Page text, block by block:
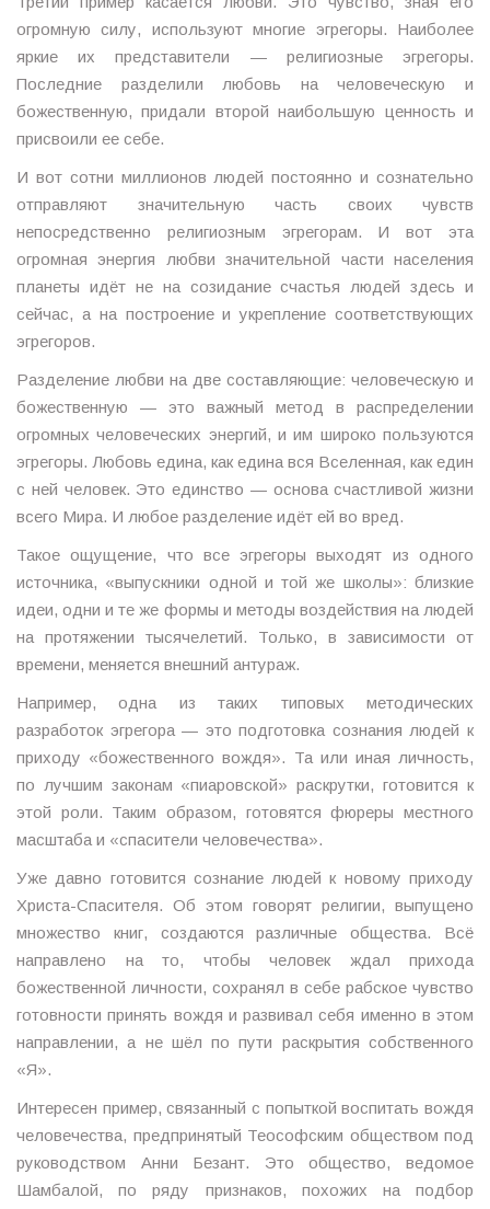
огромную силу, используют многие эгрегоры. Наиболее
яркие их представители — религиозные эгрегоры.
Последние разделили любовь на человеческую и
божественную, придали второй наибольшую ценность и
присвоили ее себе.
И вот сотни миллионов людей постоянно и сознательно
отправляют значительную часть своих чувств
непосредственно религиозным эгрегорам. И вот эта
огромная энергия любви значительной части населения
планеты идёт не на созидание счастья людей здесь и
сейчас, а на построение и укрепление соответствующих
эгрегоров.
Разделение любви на две составляющие: человеческую и
божественную — это важный метод в распределении
огромных человеческих энергий, и им широко пользуются
эгрегоры. Любовь едина, как едина вся Вселенная, как един
с ней человек. Это единство — основа счастливой жизни
всего Мира. И любое разделение идёт ей во вред.
Такое ощущение, что все эгрегоры выходят из одного
источника, «выпускники одной и той же школы»: близкие
идеи, одни и те же формы и методы воздействия на людей
на протяжении тысячелетий. Только, в зависимости от
времени, меняется внешний антураж.
Например, одна из таких типовых методических
разработок эгрегора — это подготовка сознания людей к
приходу «божественного вождя». Та или иная личность,
по лучшим законам «пиаровской» раскрутки, готовится к
этой роли. Таким образом, готовятся фюреры местного
масштаба и «спасители человечества».
Уже давно готовится сознание людей к новому приходу
Христа-Спасителя. Об этом говорят религии, выпущено
множество книг, создаются различные общества. Всё
направлено на то, чтобы человек ждал прихода
божественной личности, сохранял в себе рабское чувство
готовности принять вождя и развивал себя именно в этом
направлении, а не шёл по пути раскрытия собственного
«Я».
Интересен пример, связанный с попыткой воспитать вождя
человечества, предпринятый Теософским обществом под
руководством Анни Безант. Это общество, ведомое
Шамбалой, по ряду признаков, похожих на подбор